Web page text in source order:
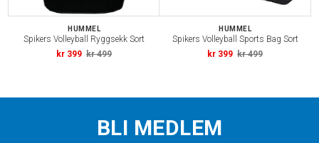
HUMMEL
Spikers Volleyball Ryggsekk Sort
kr 399 kr 499
HUMMEL
Spikers Volleyball Sports Bag Sort
kr 399 kr 499
BLI MEDLEM